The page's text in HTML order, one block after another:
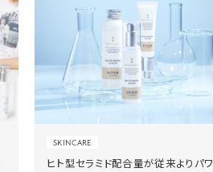
SKINCARE
ヒト型セラミド配合量が従来よりパワ